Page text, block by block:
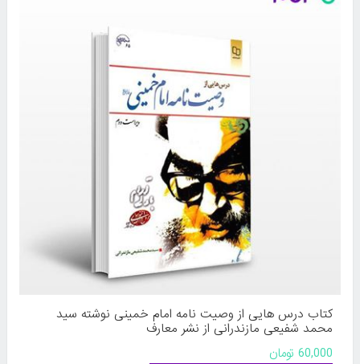
کتاب درس هایی از وصیت نامه امام خمینی نوشته سید
محمد شفیعی مازندرانی از نشر معارف
60,000 تومان